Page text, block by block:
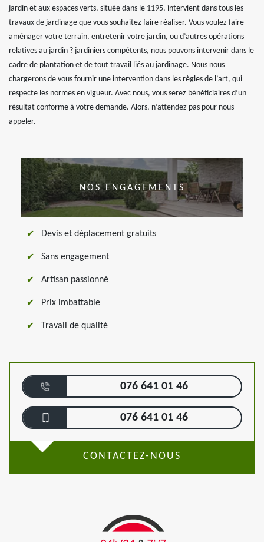
jardin et aux espaces verts, située dans le 1195, intervient dans tous les
travaux de jardinage que vous souhaitez faire réaliser. Vous voulez faire
aménager votre terrain, entretenir votre jardin, ou d’autres opérations
relatives au jardin ? jardiniers compétents, nous pouvons intervenir dans le
cadre de plantation et de tout travail liés au jardinage. Nous nous
chargerons de vous fournir une intervention dans les règles de l’art, qui
respecte les normes en vigueur. Avec nous, vous serez bénéficiaires d’un
résultat conforme à votre demande. Alors, n’attendez pas pour nous
appeler.
NOS ENGAGEMENTS
Devis et déplacement gratuits
Sans engagement
Artisan passionné
Prix imbattable
Travail de qualité
076 641 01 46
076 641 01 46
CONTACTEZ-NOUS